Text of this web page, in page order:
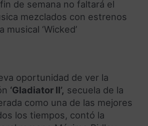
de semana no faltará el
mezclados con estrenos
musical ‘Wicked’
oportunidad de ver la
‘Gladiator II’, secuela de la
como una de las mejores
los tiempos, contó la